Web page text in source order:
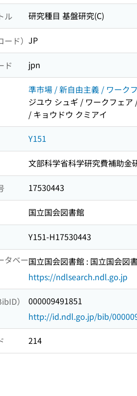
ル 研究種目 基盤研究(C)
ド） JP
ド jpn
準市場 / 新自由主義 / ワーク
ジユウ シュギ / ワークフェ
/ キョウドウ クミアイ
Y151
文部科学省科学研究費補助金
17530443
国立国会図書館
Y151-H17530443
タベー国立国会図書館 : 国立国会図
https://ndlsearch.ndl.go.jp
）
000009491851
http://id.ndl.go.jp/bib/
214